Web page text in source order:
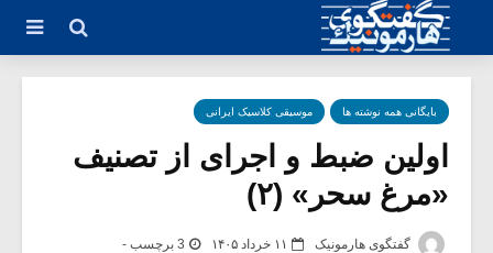
بایگانی همه نوشته ها موسیقی کلاسیک ایرانی
اولین ضبط و اجرای از تصنیف
«مرغ سحر» (۲)
گفتگوی هارمونیک ۱۱ خرداد ۱۴۰۵ 3 برچسب -